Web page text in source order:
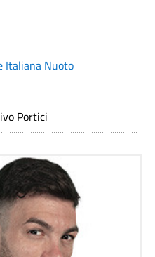
Italiana Nuoto
Portici